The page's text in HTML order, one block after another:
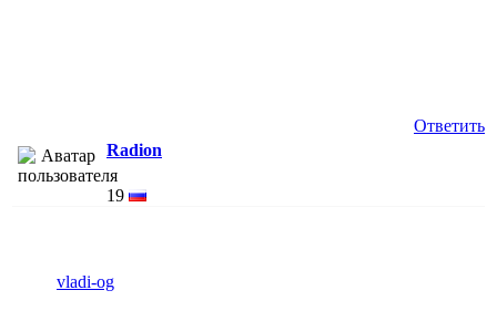
Ответить
Radion
19
vladi-og